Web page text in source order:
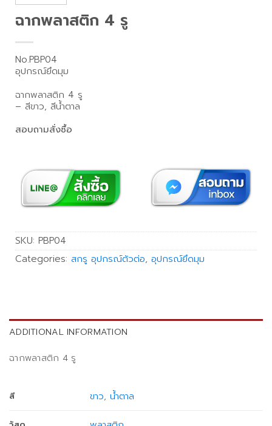
ฉากพลาสติก 4 รู
No.PBP04
อุปกรณ์ยึดมุม
ฉากพลาสติก 4 รู
– สีขาว, สีน้ำตาล
สอบถามสั่งซื้อ
SKU: PBP04
Categories: สกรู อุปกรณ์ตัวต่อ, อุปกรณ์ยึดมุม
ADDITIONAL INFORMATION
ฉากพลาสติก 4 รู
สี ขาว,น้ำตาล